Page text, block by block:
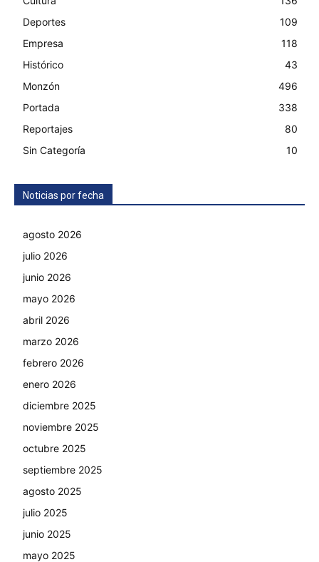
Deportes
109
Empresa
118
Histórico
43
Monzón
496
Portada
338
Reportajes
80
Sin Categoría
10
Noticias por fecha
agosto 2026
julio 2026
junio 2026
mayo 2026
abril 2026
marzo 2026
febrero 2026
enero 2026
diciembre 2025
noviembre 2025
octubre 2025
septiembre 2025
agosto 2025
julio 2025
junio 2025
mayo 2025